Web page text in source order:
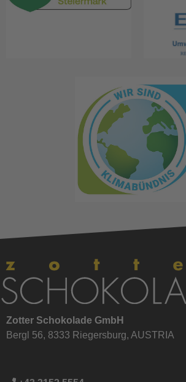
Zotter Schokolade GmbH
Bergl 56, 8333 Riegersburg, AUSTRIA